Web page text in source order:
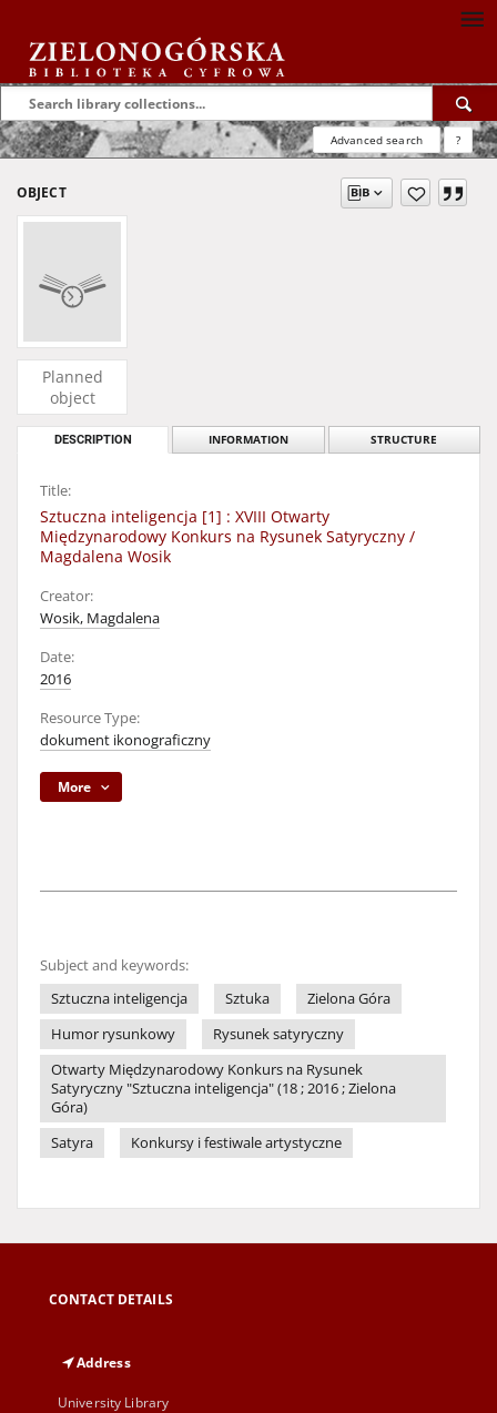
Advanced search ?
OBJECT
Planned
object
DESCRIPTION INFORMATION STRUCTURE
Title:
Sztuczna inteligencja [1] : XVIII Otwarty
Międzynarodowy Konkurs na Rysunek Satyryczny /
Magdalena Wosik
Creator:
Wosik, Magdalena
Date:
2016
Resource Type:
dokument ikonograficzny
More
Subject and keywords:
Sztuczna inteligencja
Sztuka
Zielona Góra
Humor rysunkowy
Rysunek satyryczny
Otwarty Międzynarodowy Konkurs na Rysunek
Satyryczny "Sztuczna inteligencja" (18 ; 2016 ; Zielona
Góra)
Satyra
Konkursy i festiwale artystyczne
CONTACT DETAILS
Address
University Library